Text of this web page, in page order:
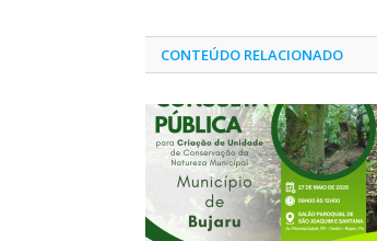
CONTEÚDO RELACIONADO